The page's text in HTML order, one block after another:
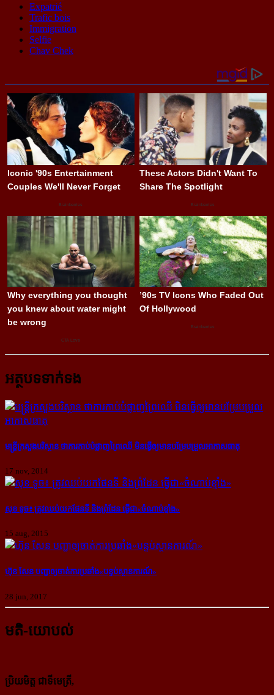
Expatrié
Trafic bois
Immigration
Selfie
Chav Chek
អត្ថបទទាក់ទង
មន្រ្តី​ក្រសួង​បរិស្ថាន ថា​ការ​កាប់​បំផ្លាញ​ព្រៃ​ឈើ មិន​ធ្វើ​ឲ្យ​មាន​បម្រែ​បម្រួល​អាកាស​ធាតុ
17 nov, 2014
សុខ ទូច៖ ត្រូវ​ឈប់​យក​ផែនទី និង​ព្រំដែន ធ្វើ​ជា​«ចំណាប់​ខ្មាំង»
15 aug, 2015
ហ៊ុន សែន បញ្ជាឲ្យ​ចាត់​ការ​ប្រឆាំង​«បន្ទប់​ស្ថានការណ៍»
28 jun, 2017
មតិ-យោបល់
ប្រិយមិត្ត ជាទីមេត្រី,